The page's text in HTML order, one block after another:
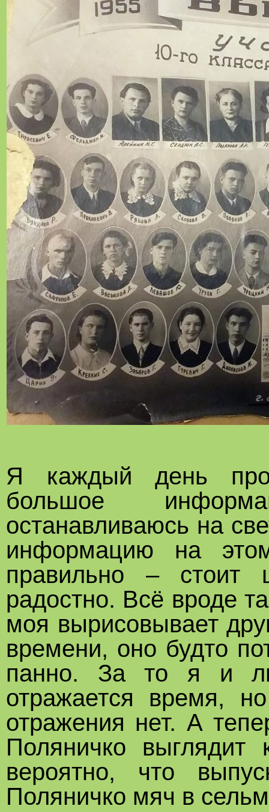
Я каждый день
большое
останавливаюсь на
информацию на
правильно – стоит
радостно. Всё вроде
моя вырисовывает
времени, оно будто
панно. За то я и
отражается время,
отражения нет. А
Поляничко выглядит
вероятно, что
Поляничко мяч в